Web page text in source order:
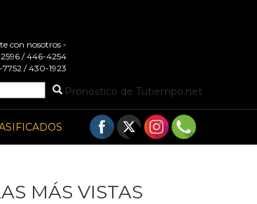
con nosotros -
/ 446-4254
/ 430-1923
Pronóstico de Tutiempo.net
MÁS VISTAS